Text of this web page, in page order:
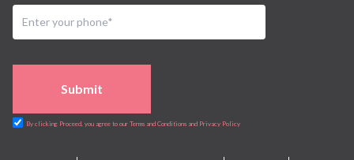
Submit
By clicking Proceed, you agree to our Terms and Conditions and Privacy Policy